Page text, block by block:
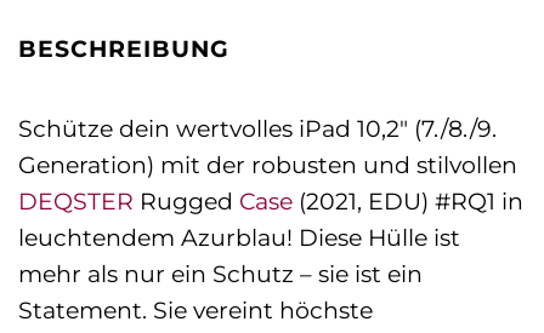
BESCHREIBUNG
Schütze dein wertvolles iPad 10,2″ (7./8./9.
Generation) mit der robusten und stilvollen
DEQSTER Rugged Case (2021, EDU) #RQ1 in
leuchtendem Azurblau! Diese Hülle ist
mehr als nur ein Schutz – sie ist ein
Statement. Sie vereint höchste